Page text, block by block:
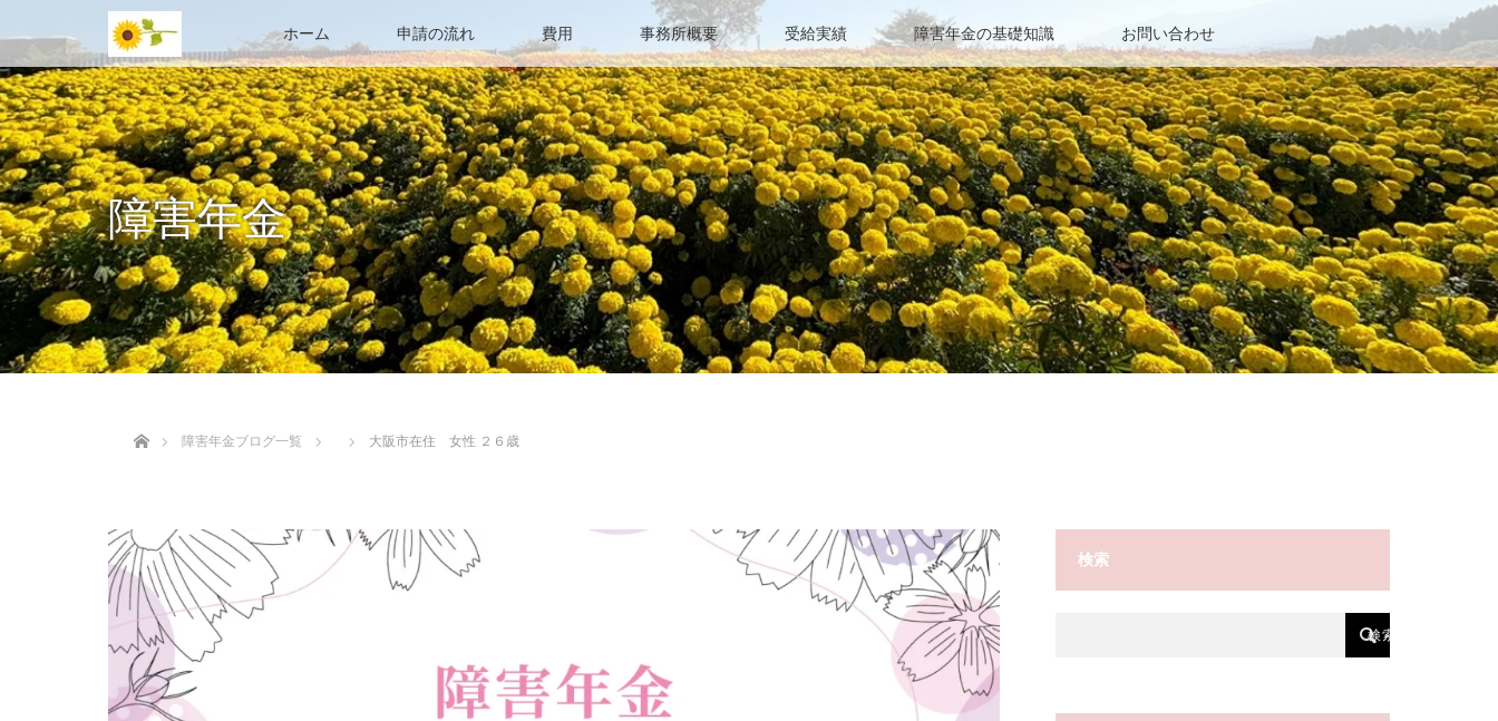
ホーム 申請の流れ 費用 事務所概要 受給実績 障害年金の基礎知識 お問い合わせ
障害年金
障害年金ブログ一覧
大阪市在住 女性 ２６歳
検索